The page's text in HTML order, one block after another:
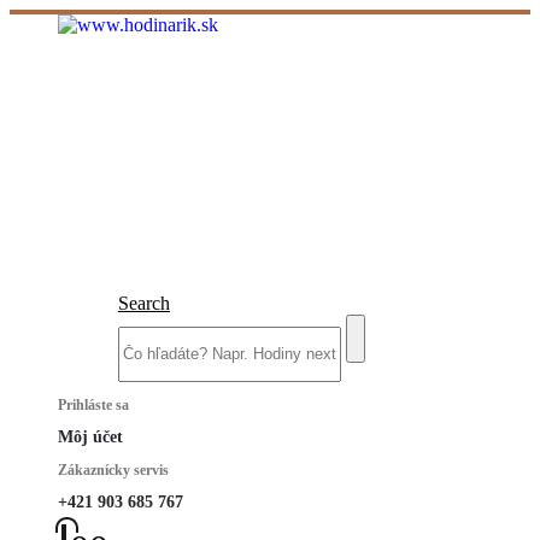
Search
Prihláste sa
Môj účet
Zákaznícky servis
+421 903 685 767